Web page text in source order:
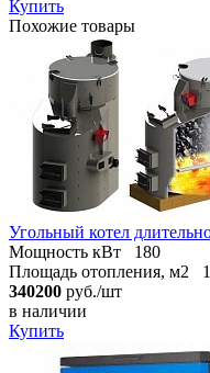
Купить
Похожие товары
Угольный котел
Мощность кВт
180
Площадь отопления, м2
340200 руб./шт
в наличии
Купить